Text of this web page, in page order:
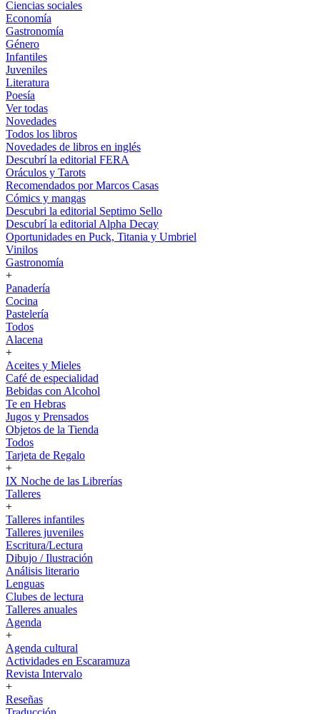
Ciencias sociales
Economía
Gastronomía
Género
Infantiles
Juveniles
Literatura
Poesía
Ver todas
Novedades
Todos los libros
Novedades de libros en inglés
Descubrí la editorial FERA
Oráculos y Tarots
Recomendados por Marcos Casas
Cómics y mangas
Descubri la editorial Septimo Sello
Descubrí la editorial Alpha Decay
Oportunidades en Puck, Titania y Umbriel
Vinilos
Gastronomía
+
Panadería
Cocina
Pastelería
Todos
Alacena
+
Aceites y Mieles
Café de especialidad
Bebidas con Alcohol
Te en Hebras
Jugos y Prensados
Objetos de la Tienda
Todos
Tarjeta de Regalo
+
IX Noche de las Librerías
Talleres
+
Talleres infantiles
Talleres juveniles
Escritura/Lectura
Dibujo / Ilustración
Análisis literario
Lenguas
Clubes de lectura
Talleres anuales
Agenda
+
Agenda cultural
Actividades en Escaramuza
Revista Intervalo
+
Reseñas